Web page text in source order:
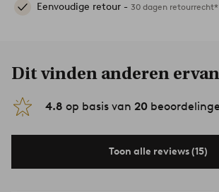
Eenvoudige retour - 30 dagen retourrecht*
Dit vinden anderen ervan
4.8 op basis van 20
Toon alle reviews (15)